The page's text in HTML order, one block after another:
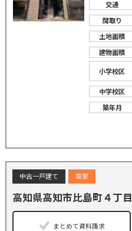
交通
間取り
土地面積
建物面積
小学校区
中学校区
築年月
中古一戸建て 空家
高知県高知市比島町４丁目
まとめて資料請求